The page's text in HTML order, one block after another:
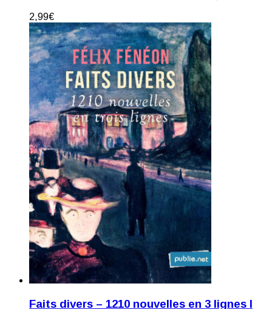
2,99€
Faits divers – 1210 nouvelles en 3 lignes I